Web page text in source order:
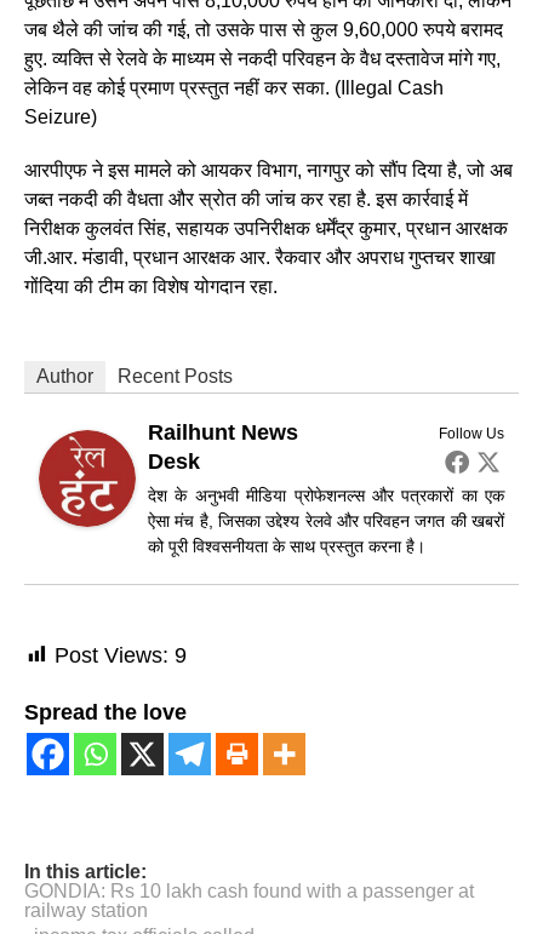
जब थैले की जांच की गई, तो उसके पास से कुल 9,60,000 रुपये बरामद
हुए. व्यक्ति से रेलवे के माध्यम से नकदी परिवहन के वैध दस्तावेज मांगे गए,
लेकिन वह कोई प्रमाण प्रस्तुत नहीं कर सका. (Illegal Cash
Seizure)
आरपीएफ ने इस मामले को आयकर विभाग, नागपुर को सौंप दिया है, जो अब
जब्त नकदी की वैधता और स्रोत की जांच कर रहा है. इस कार्रवाई में
निरीक्षक कुलवंत सिंह, सहायक उपनिरीक्षक धर्मेंद्र कुमार, प्रधान आरक्षक
जी.आर. मंडावी, प्रधान आरक्षक आर. रैकवार और अपराध गुप्तचर शाखा
गोंदिया की टीम का विशेष योगदान रहा.
Author Recent Posts
Follow Us
Railhunt News
Desk
देश के अनुभवी मीडिया प्रोफेशनल्स और पत्रकारों का एक
ऐसा मंच है, जिसका उद्देश्य रेलवे और परिवहन जगत की खबरों
को पूरी विश्वसनीयता के साथ प्रस्तुत करना है।
Post Views: 9
Spread the love
In this article:
GONDIA: Rs 10 lakh cash found with a passenger at
railway station